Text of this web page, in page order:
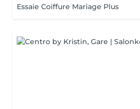
Essaie Coiffure Mariage Plus